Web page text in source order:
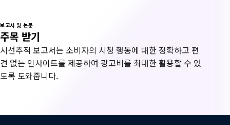
보고서 및 논문
주목 받기
시선추적 보고서는 소비자의 시청 행동에 대한 정확하고 편
견 없는 인사이트를 제공하여 광고비를 최대한 활용할 수 있
도록 도와줍니다.